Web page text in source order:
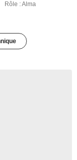
Rôle : Alma